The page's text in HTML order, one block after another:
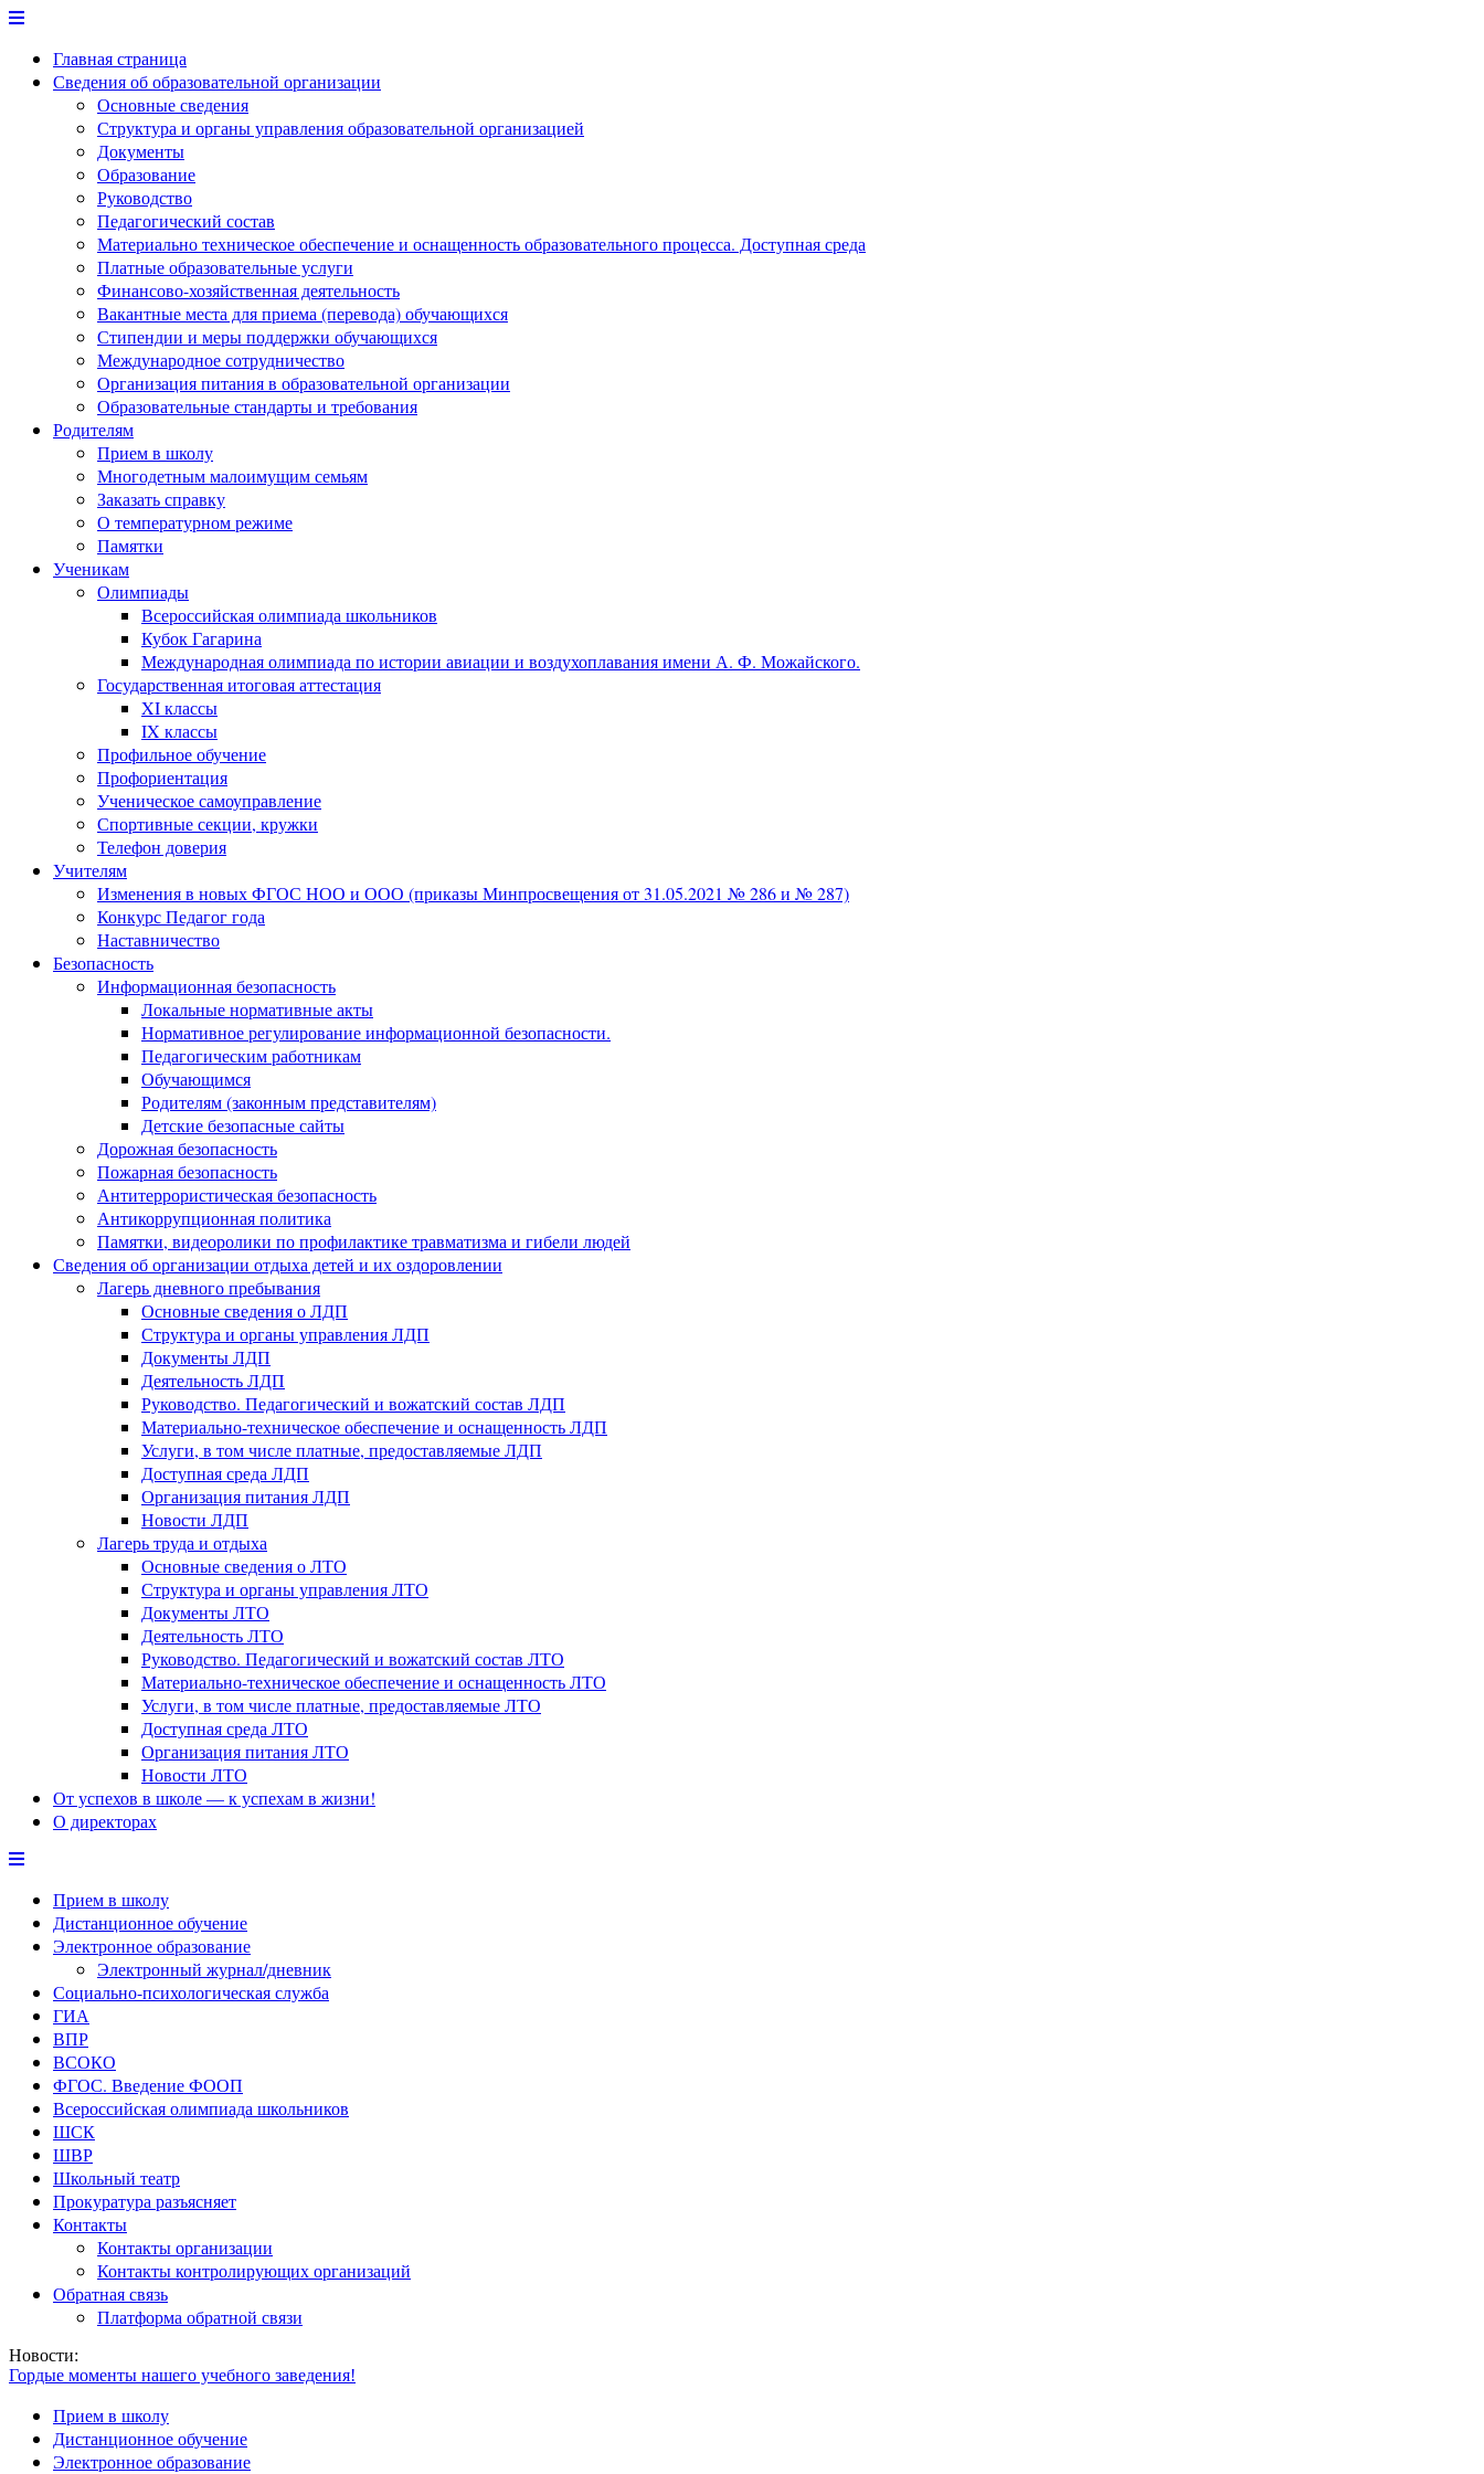
Перейти
содержимому
Главная страница
Сведения об образовательной организации
Основные сведения
Структура и органы управления образовательной организацией
Документы
Образование
Руководство
Педагогический состав
Материально техническое обеспечение и оснащенность образовательного процесса. Доступная среда
Платные образовательные услуги
Финансово-хозяйственная деятельность
Вакантные места для приема (перевода) обучающихся
Стипендии и меры поддержки обучающихся
Международное сотрудничество
Организация питания в образовательной организации
Образовательные стандарты и требования
Родителям
Прием в школу
Многодетным малоимущим семьям
Заказать справку
О температурном режиме
Памятки
Ученикам
Олимпиады
Всероссийская олимпиада школьников
Кубок Гагарина
Международная олимпиада по истории авиации и воздухоплавания имени А. Ф. Можайского.
Государственная итоговая аттестация
XI классы
IX классы
Профильное обучение
Профориентация
Ученическое самоуправление
Спортивные секции, кружки
Телефон доверия
Учителям
Изменения в новых ФГОС НОО и ООО (приказы Минпросвещения от 31.05.2021 № 286 и № 287)
Конкурс Педагог года
Наставничество
Безопасность
Информационная безопасность
Локальные нормативные акты
Нормативное регулирование информационной безопасности.
Педагогическим работникам
Обучающимся
Родителям (законным представителям)
Детские безопасные сайты
Дорожная безопасность
Пожарная безопасность
Антитеррористическая безопасность
Антикоррупционная политика
Памятки, видеоролики по профилактике травматизма и гибели людей
Сведения об организации отдыха детей и их оздоровлении
Лагерь дневного пребывания
Основные сведения о ЛДП
Структура и органы управления ЛДП
Документы ЛДП
Деятельность ЛДП
Руководство. Педагогический и вожатский состав ЛДП
Материально-техническое обеспечение и оснащенность ЛДП
Услуги, в том числе платные, предоставляемые ЛДП
Доступная среда ЛДП
Организация питания ЛДП
Новости ЛДП
Лагерь труда и отдыха
Основные сведения о ЛТО
Структура и органы управления ЛТО
Документы ЛТО
Деятельность ЛТО
Руководство. Педагогический и вожатский состав ЛТО
Материально-техническое обеспечение и оснащенность ЛТО
Услуги, в том числе платные, предоставляемые ЛТО
Доступная среда ЛТО
Организация питания ЛТО
Новости ЛТО
От успехов в школе — к успехам в жизни!
О директорах
Прием в школу
Дистанционное обучение
Электронное образование
Электронный журнал/дневник
Социально-психологическая служба
ГИА
ВПР
ВСОКО
ФГОС. Введение ФООП
Всероссийская олимпиада школьников
ШСК
ШВР
Школьный театр
Прокуратура разъясняет
Контакты
Контакты организации
Контакты контролирующих организаций
Обратная связь
Платформа обратной связи
Новости:
Гордые моменты нашего учебного заведения!
Наши выпускники — наша гордость!
«Звездный выпускной — 2026» в нашей школе прошёл торжественно и душевно.
Отзывы родителей о пришкольном лагере.
Прием в школу
Дистанционное обучение
Электронное образование